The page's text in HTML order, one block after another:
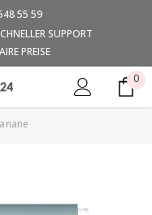
55 59
SUPPORT
PREISE
00